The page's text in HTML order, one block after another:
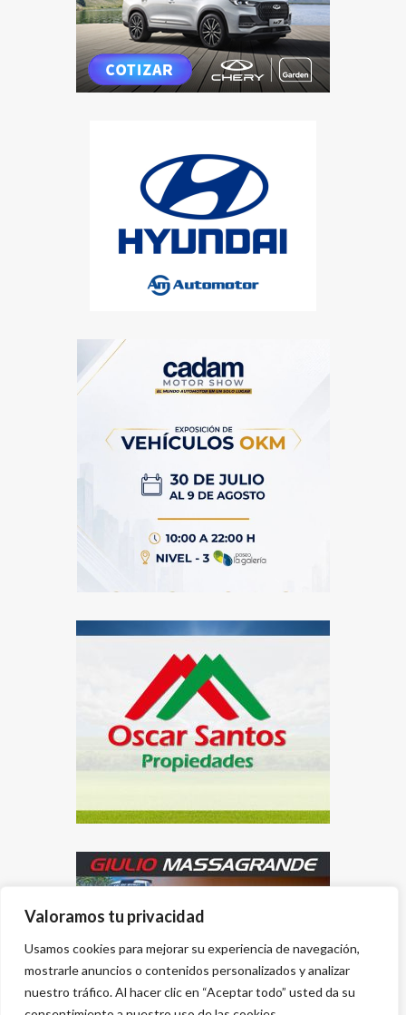
Valoramos tu privacidad
Usamos cookies para mejorar su experiencia de navegación,
mostrarle anuncios o contenidos personalizados y analizar
nuestro tráfico. Al hacer clic en “Aceptar todo” usted da su